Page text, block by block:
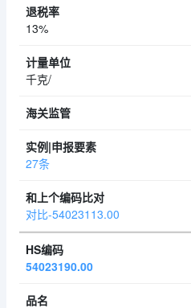
13%
千克/
27条
对比-54023113.00
54023190.00